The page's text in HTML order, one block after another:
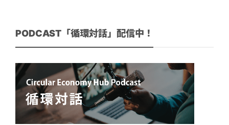
PODCAST「循環対話」配信中！